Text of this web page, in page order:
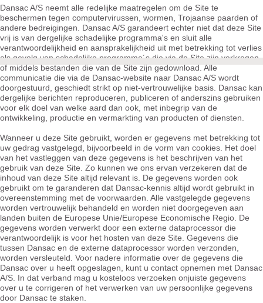
Dansac A/S neemt alle redelijke maatregelen om de Site te
beschermen tegen computervirussen, wormen, Trojaanse paarden of
andere bedreigingen. Dansac A/S garandeert echter niet dat deze Site
vrij is van dergelijke schadelijke programma's en sluit alle
verantwoordelijkheid en aansprakelijkheid uit met betrekking tot verlies
als gevolg van schadelijke programma´s die via de Site zijn verkregen
of middels bestanden die van de Site zijn gedownload. Alle
communicatie die via de Dansac-website naar Dansac A/S wordt
doorgestuurd, geschiedt strikt op niet-vertrouwelijke basis. Dansac kan
dergelijke berichten reproduceren, publiceren of anderszins gebruiken
voor elk doel van welke aard dan ook, met inbegrip van de
ontwikkeling, productie en vermarkting van producten of diensten.
Wanneer u deze Site gebruikt, worden er gegevens met betrekking tot
uw gedrag vastgelegd, bijvoorbeeld in de vorm van cookies. Het doel
van het vastleggen van deze gegevens is het beschrijven van het
gebruik van deze Site. Zo kunnen we ons ervan verzekeren dat de
inhoud van deze Site altijd relevant is. De gegevens worden ook
gebruikt om te garanderen dat Dansac-kennis altijd wordt gebruikt in
overeenstemming met de voorwaarden. Alle vastgelegde gegevens
worden vertrouwelijk behandeld en worden niet doorgegeven aan
landen buiten de Europese Unie/Europese Economische Regio. De
gegevens worden verwerkt door een externe dataprocessor die
verantwoordelijk is voor het hosten van deze Site. Gegevens die
tussen Dansac en de externe dataprocessor worden verzonden,
worden versleuteld. Voor nadere informatie over de gegevens die
Dansac over u heeft opgeslagen, kunt u contact opnemen met Dansac
A/S. In dat verband mag u kosteloos verzoeken onjuiste gegevens
over u te corrigeren of het verwerken van uw persoonlijke gegevens
door Dansac te staken.